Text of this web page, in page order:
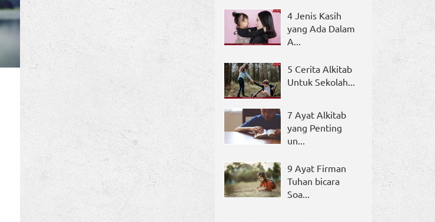
4 Jenis Kasih
yang Ada Dalam
A...
5 Cerita Alkitab
Untuk Sekolah...
7 Ayat Alkitab
yang Penting
un...
9 Ayat Firman
Tuhan bicara
Soa...